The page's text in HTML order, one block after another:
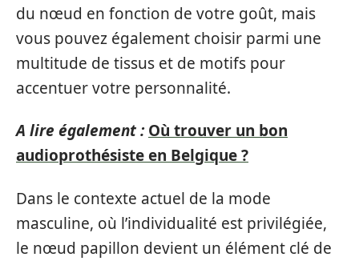
du nœud en fonction de votre goût, mais
vous pouvez également choisir parmi une
multitude de tissus et de motifs pour
accentuer votre personnalité.
A lire également : Où trouver un bon
audioprothésiste en Belgique ?
Dans le contexte actuel de la mode
masculine, où l’individualité est privilégiée,
le nœud papillon devient un élément clé de